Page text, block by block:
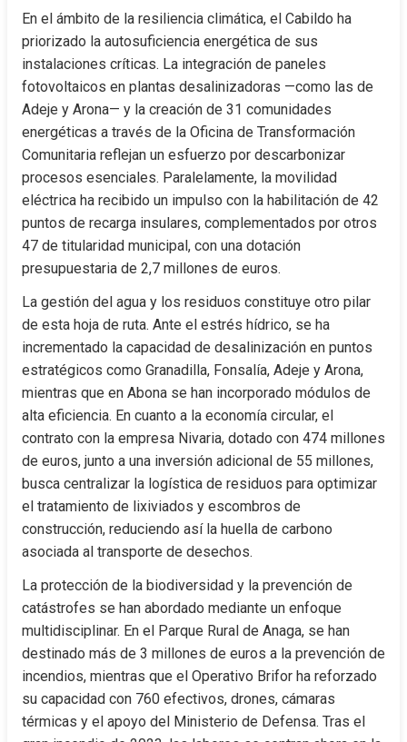
En el ámbito de la resiliencia climática, el Cabildo ha
priorizado la autosuficiencia energética de sus
instalaciones críticas. La integración de paneles
fotovoltaicos en plantas desalinizadoras —como las de
Adeje y Arona— y la creación de 31 comunidades
energéticas a través de la Oficina de Transformación
Comunitaria reflejan un esfuerzo por descarbonizar
procesos esenciales. Paralelamente, la movilidad
eléctrica ha recibido un impulso con la habilitación de 42
puntos de recarga insulares, complementados por otros
47 de titularidad municipal, con una dotación
presupuestaria de 2,7 millones de euros.
La gestión del agua y los residuos constituye otro pilar
de esta hoja de ruta. Ante el estrés hídrico, se ha
incrementado la capacidad de desalinización en puntos
estratégicos como Granadilla, Fonsalía, Adeje y Arona,
mientras que en Abona se han incorporado módulos de
alta eficiencia. En cuanto a la economía circular, el
contrato con la empresa Nivaria, dotado con 474 millones
de euros, junto a una inversión adicional de 55 millones,
busca centralizar la logística de residuos para optimizar
el tratamiento de lixiviados y escombros de
construcción, reduciendo así la huella de carbono
asociada al transporte de desechos.
La protección de la biodiversidad y la prevención de
catástrofes se han abordado mediante un enfoque
multidisciplinar. En el Parque Rural de Anaga, se han
destinado más de 3 millones de euros a la prevención de
incendios, mientras que el Operativo Brifor ha reforzado
su capacidad con 760 efectivos, drones, cámaras
térmicas y el apoyo del Ministerio de Defensa. Tras el